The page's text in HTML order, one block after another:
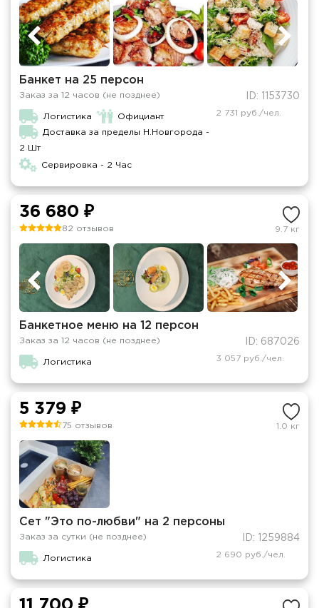
Банкет на 25 персон
Заказ за 12 часов (не позднее) ID: 1153730
Логистика
Официант
Доставка за пределы Н.Новгорода -
2 Шт
Сервировка - 2 Час
2 731 руб./чел.
36 680 ₽
82 отзывов 9.7 кг
Банкетное меню на 12 персон
Заказ за 12 часов (не позднее) ID: 687026
Логистика 3 057 руб./чел.
5 379 ₽
75 отзывов 1.0 кг
Сет "Это по-любви" на 2 персоны
Заказ за сутки (не позднее) ID: 1259884
Логистика 2 690 руб./чел.